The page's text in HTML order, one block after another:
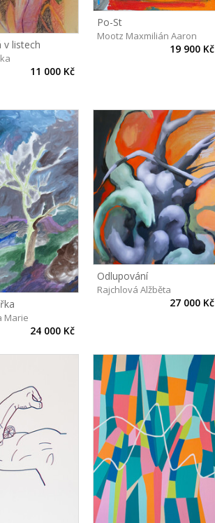
v listech
11 000 Kč
Po-St
Mootz Maxmilián Aaron
19 900 Kč
Marie
24 000 Kč
Odlupování
Rajchlová Alžběta
27 000 Kč